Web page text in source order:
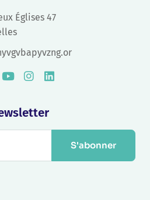
Églises 47
S'abonner